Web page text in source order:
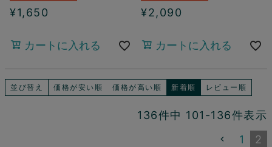
¥1,650
カートに入れる
¥2,090
カートに入れる
並び替え 価格が安い順 価格が高い順 新着順 レビュー順
136件中 101 -136件表示
1
2